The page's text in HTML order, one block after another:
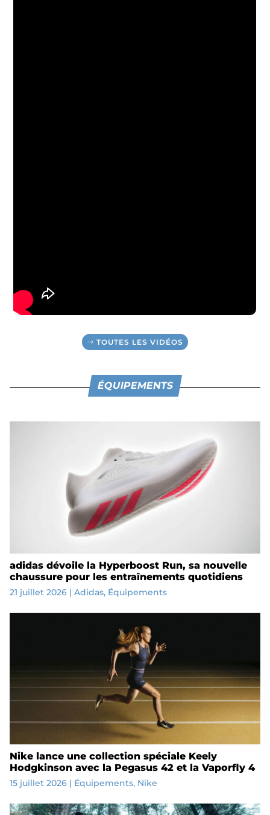
TOUTES LES VIDÉOS
ÉQUIPEMENTS
adidas dévoile la Hyperboost Run, sa nouvelle
chaussure pour les entraînements quotidiens
21 juillet 2026| Adidas, Équipements
Nike lance une collection spéciale Keely
Hodgkinson avec la Pegasus 42 et la Vaporfly 4
15 juillet 2026| Équipements, Nike